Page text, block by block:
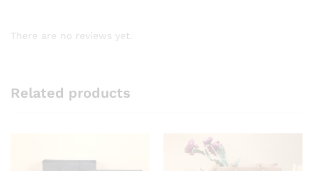
There are no reviews yet.
Related products